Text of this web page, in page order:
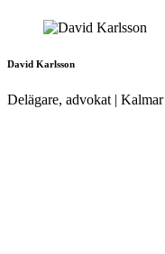
David Karlsson
Delägare, advokat | Kalmar